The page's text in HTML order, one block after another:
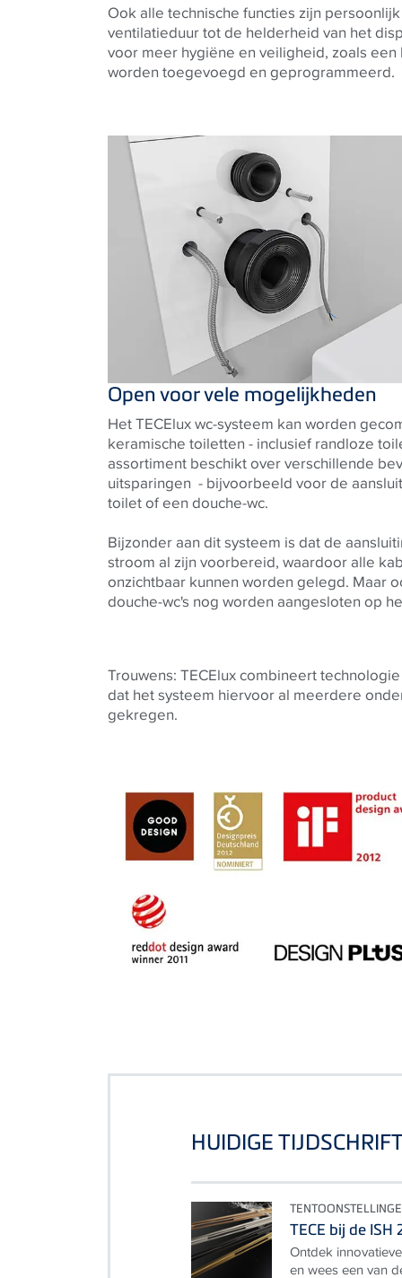
Ook alle technische functies zijn
ventilatieduur tot de helderheid van het
voor meer hygiëne en veiligheid, zoals
worden toegevoegd en geprogrammeerd.
Open voor vele mogelijkheden
Het TECElux wc-systeem kan worden
keramische toiletten - inclusief randloze
assortiment beschikt over verschillende
uitsparingen - bijvoorbeeld voor de
toilet of een douche-wc.
Bijzonder aan dit systeem is dat de
stroom al zijn voorbereid, waardoor alle
onzichtbaar kunnen worden gelegd. Maar
douche-wc's nog worden aangesloten op
Trouwens: TECElux combineert
dat het systeem hiervoor al meerdere
gekregen.
HUIDIGE
TECE bij de ISH
Ontdek
en wees een van